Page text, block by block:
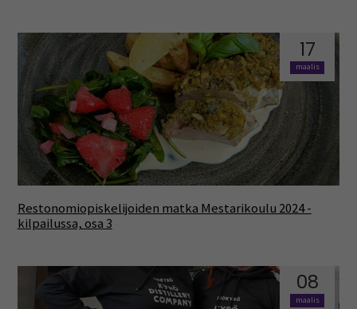
17
maalis
Restonomiopiskelijoiden matka Mestarikoulu 2024 -
kilpailussa, osa 3
08
maalis